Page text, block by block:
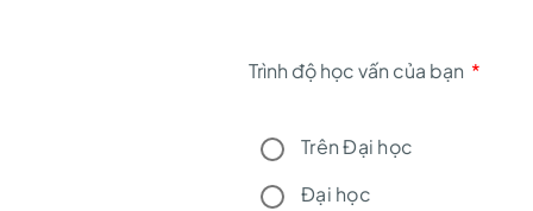
Trình độ học vấn của bạn *
Trên Đại học
Đại học